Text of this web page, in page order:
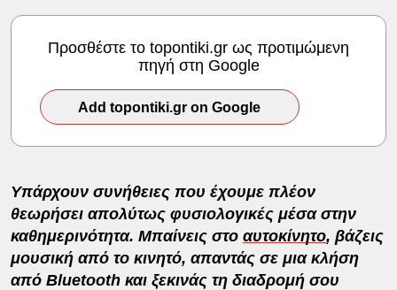
Προσθέστε το topontiki.gr ως προτιμώμενη
πηγή στη Google
Add topontiki.gr on Google
Υπάρχουν συνήθειες που έχουμε πλέον
θεωρήσει απολύτως φυσιολογικές μέσα στην
καθημερινότητα. Μπαίνεις στο αυτοκίνητο, βάζεις
μουσική από το κινητό, απαντάς σε μια κλήση
από Bluetooth και ξεκινάς τη διαδρομή σου